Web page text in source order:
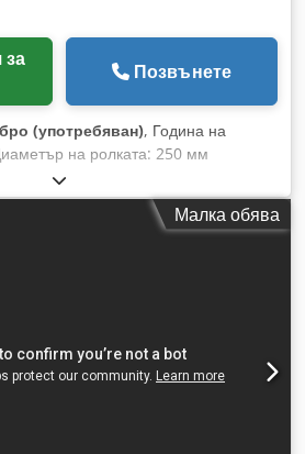
Позвънете
(употребяван), Година на
на ролката: 250 мм
500 мм Dcsdjzd Hgcepfx
15 – 900 м/мин Размери на
600 x 600 мм Обща необходима
машината: приблизително 0,8 т
1,0 x 0,8 x 2,1 м
Малка обява